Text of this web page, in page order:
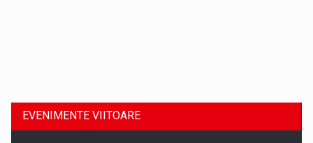
EVENIMENTE VIITOARE